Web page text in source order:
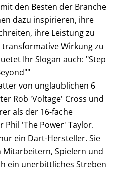
den Besten der Branche
dazu inspirieren, ihre
ihre Leistung zu
Wirkung zu
Ihr Slogan auch: "Step
von unglaublichen 6
Rob 'Voltage' Cross und
als der 16-fache
Phil 'The Power' Taylor.
ein Dart-Hersteller. Sie
Mitarbeitern, Spielern und
ein unerbittliches Streben